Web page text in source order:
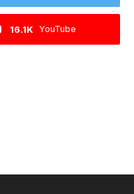
YouTube
16.1K